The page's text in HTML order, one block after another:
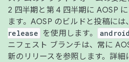
2 四半期と第 4 四半期に AOSP
ます。AOSP のビルドと投稿には、
release
を使用します。
ニフェスト ブランチは、常に
新のリリースを参照します。詳細